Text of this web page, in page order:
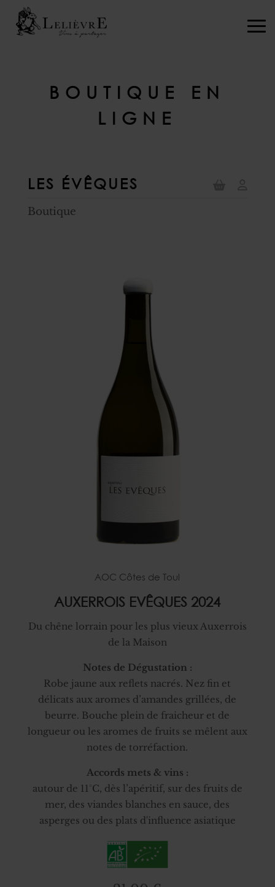
BOUTIQUE EN
LIGNE
LES ÉVÊQUES
Boutique
AOC Côtes de Toul
AUXERROIS EVÊQUES 2024
Du chêne lorrain pour les plus vieux Auxerrois
de la Maison
Notes de Dégustation :
Robe jaune aux reflets nacrés. Nez fin et
délicats aux aromes d’amandes grillées, de
beurre. Bouche plein de fraicheur et de
longueur ou les aromes de fruits se mêlent aux
notes de torréfaction.
Accords mets & vins :
autour de 11°C, dès l’apéritif, sur des fruits de
mer, des viandes blanches en sauce, des
asperges ou des plats d'influence asiatique